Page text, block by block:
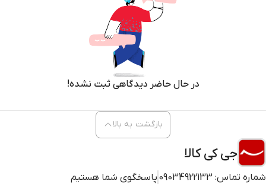
در حال حاضر دیدگاهی ثبت نشده!
جی کی کالا
شماره تماس: 09034922133 پاسخگوی شما هستیم
بازگشت به بالا